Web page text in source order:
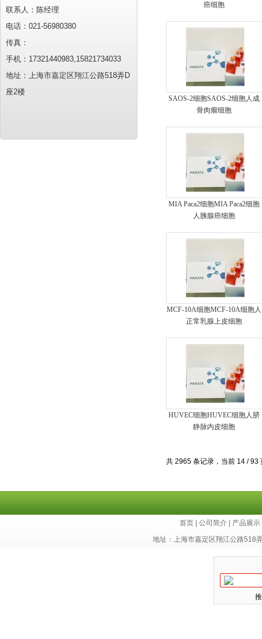
联系人：陈经理
电话：021-56980380
传真：
手机：17321440983,15821734033
地址：上海市嘉定区翔江公路518弄D
座2楼
癌细胞
SAOS-2细胞SAOS-2细胞人成
骨肉瘤细胞
MIA Paca2细胞MIA Paca2细胞
人胰腺癌细胞
MCF-10A细胞MCF-10A细胞人
正常乳腺上皮细胞
HUVEC细胞HUVEC细胞人脐
静脉内皮细胞
共 2965 条记录，当前 14 /
首页 公司简介 产品展示
地址：上海市嘉定区翔江公路518